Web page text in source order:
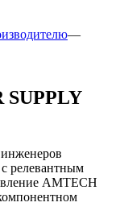
—
релевантным
AMTECH